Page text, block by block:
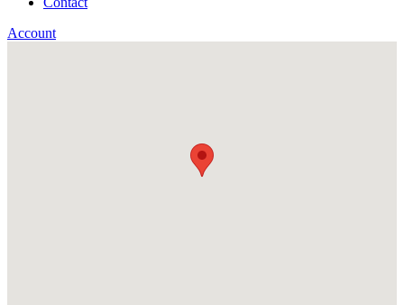
Account